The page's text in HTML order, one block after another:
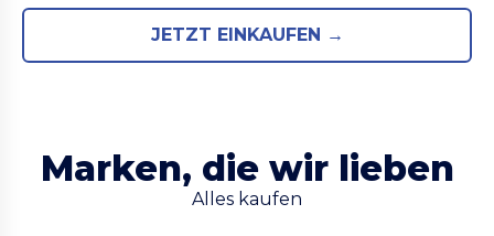
JETZT EINKAUFEN →
Marken, die wir lieben
Alles kaufen